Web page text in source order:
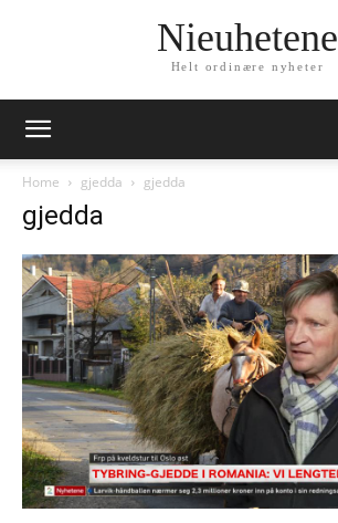
Nieuhetene
Helt ordinære nyheter
Home gjedda gjedda
gjedda